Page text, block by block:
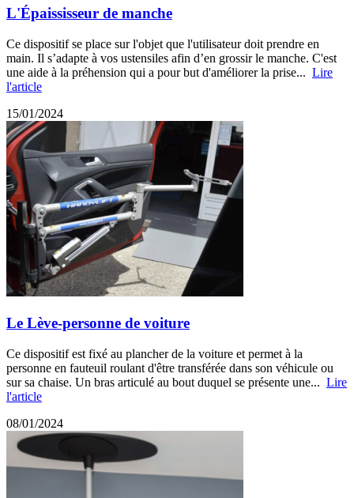
L'Épaississeur de manche
Ce dispositif se place sur l'objet que l'utilisateur doit prendre en
main. Il s’adapte à vos ustensiles afin d’en grossir le manche. C'est
une aide à la préhension qui a pour but d'améliorer la prise... Lire
l'article
15/01/2024
Le Lève-personne de voiture
Ce dispositif est fixé au plancher de la voiture et permet à la
personne en fauteuil roulant d'être transférée dans son véhicule ou
sur sa chaise. Un bras articulé au bout duquel se présente une... Lire
l'article
08/01/2024